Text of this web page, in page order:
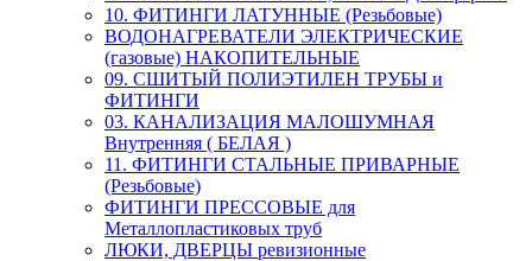
10. ФИТИНГИ ЛАТУННЫЕ (Резьбовые)
ВОДОНАГРЕВАТЕЛИ ЭЛЕКТРИЧЕСКИЕ
(газовые) НАКОПИТЕЛЬНЫЕ
09. СШИТЫЙ ПОЛИЭТИЛЕН ТРУБЫ и
ФИТИНГИ
03. КАНАЛИЗАЦИЯ МАЛОШУМНАЯ
Внутренняя ( БЕЛАЯ )
11. ФИТИНГИ СТАЛЬНЫЕ ПРИВАРНЫЕ
(Резьбовые)
ФИТИНГИ ПРЕССОВЫЕ для
Металлопластиковых труб
ЛЮКИ, ДВЕРЦЫ ревизионные